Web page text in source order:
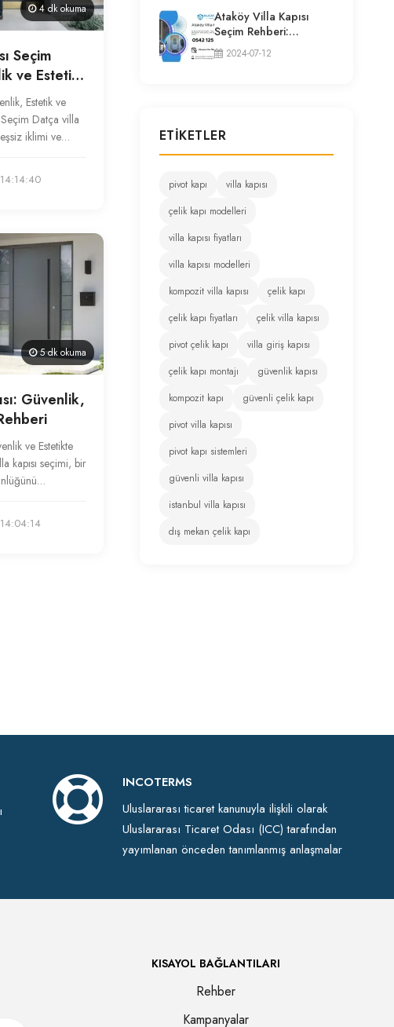
4 dk okuma
Seçim
ve Estetik
Estetik ve
Datça villa
iklimi ve
5 dk okuma
Güvenlik,
ve Estetikte
kapısı seçimi, bir
Ataköy Villa Kapısı
Seçim Rehberi:
Modeller, Fiyatlar ve
Uzman Tavsiyeleri
2024-07-12
ETIKETLER
pivot kapı
villa kapısı
çelik kapı modelleri
villa kapısı fiyatları
villa kapısı modelleri
kompozit villa kapısı
çelik kapı
çelik kapı fiyatları
çelik villa kapısı
pivot çelik kapı
villa giriş kapısı
çelik kapı montajı
güvenlik kapısı
kompozit kapı
güvenli çelik kapı
pivot villa kapısı
pivot kapı sistemleri
güvenli villa kapısı
istanbul villa kapısı
dış mekan çelik kapı
INCOTERMS
Uluslararası ticaret kanunuyla ilişkili olarak
Uluslararası Ticaret Odası (ICC) tarafından
yayımlanan önceden tanımlanmış anlaşmalar
KISAYOL BAĞLANTILARI
Rehber
Kampanyalar